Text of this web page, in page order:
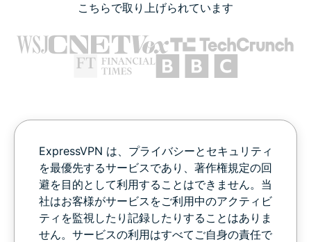
こちらで取り上げられています
ExpressVPN は、プライバシーとセキュリティ
を最優先するサービスであり、著作権規定の回
避を目的として利用することはできません。当
社はお客様がサービスをご利用中のアクティビ
ティを監視したり記録したりすることはありま
せん。サービスの利用はすべてご自身の責任で